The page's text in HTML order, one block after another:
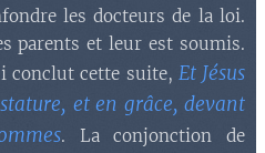
les docteurs de la loi.
parents et leur est soumis.
conclut cette suite, Et Jésus
et en grâce, devant
. La conjonction de